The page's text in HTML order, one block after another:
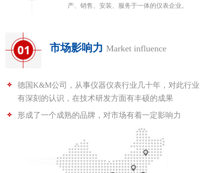
产、销售、安装、服务于一体的仪表企业。
市场影响力 Market influence
德国K&M公司，从事仪器仪表行业几十年，对此行业
有深刻的认识，在技术研发方面有丰硕的成果
形成了一个成熟的品牌，对市场有着一定影响力